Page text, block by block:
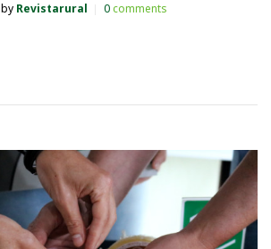
by Revistarural 0comments